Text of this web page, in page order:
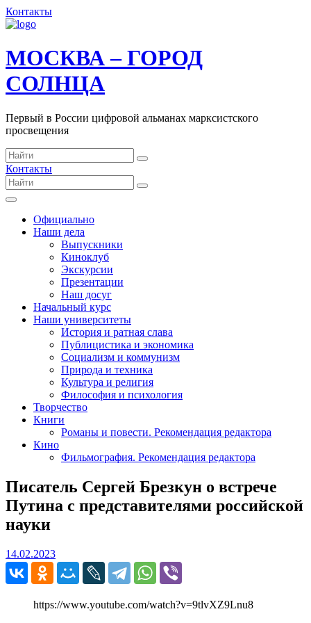
Контакты
МОСКВА – ГОРОД
СОЛНЦА
Первый в России цифровой альманах марксистского
просвещения
Контакты
Официально
Наши дела
Выпускники
Киноклуб
Экскурсии
Презентации
Наш досуг
Начальный курс
Наши университеты
История и ратная слава
Публицистика и экономика
Социализм и коммунизм
Природа и техника
Культура и религия
Философия и психология
Творчество
Книги
Романы и повести. Рекомендация редактора
Кино
Фильмография. Рекомендация редактора
Писатель Сергей Брезкун о встрече
Путина с представителями российской
науки
14.02.202314.02.2023
https://www.youtube.com/watch?v=9tlvXZ9Lnu8